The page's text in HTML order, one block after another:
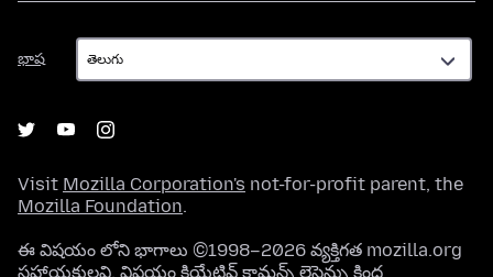
భాష
భాష
Visit Mozilla Corporation's not-for-profit parent, the
Mozilla Foundation.
ఈ విషయం లోని భాగాలు ©1998–2026 వ్యక్తిగత mozilla.org
సహాయకులవి. విషయం క్రియేటివ్ కామన్స్ లైసెన్సు క్రింద